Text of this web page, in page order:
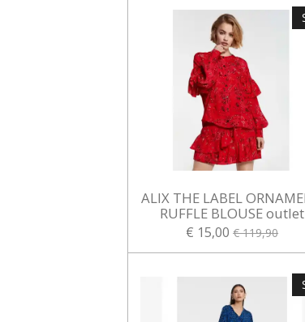
ALIX THE LABEL
RUFFLE BLOUSE outlet
€ 15,00 € 119,90